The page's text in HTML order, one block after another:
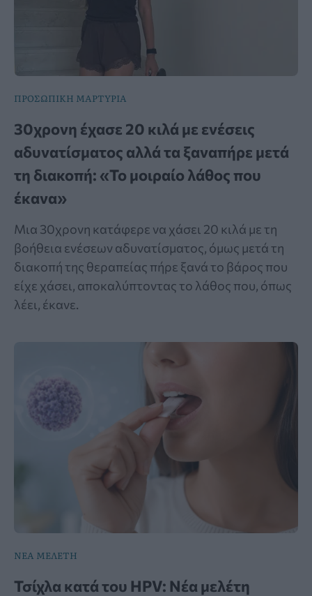
ΠΡΟΣΩΠΙΚΗ ΜΑΡΤΥΡΙΑ
30χρονη έχασε 20 κιλά με ενέσεις
αδυνατίσματος αλλά τα ξαναπήρε μετά
τη διακοπή: «Το μοιραίο λάθος που
έκανα»
Μια 30χρονη κατάφερε να χάσει 20 κιλά με τη
βοήθεια ενέσεων αδυνατίσματος, όμως μετά τη
διακοπή της θεραπείας πήρε ξανά το βάρος που
είχε χάσει, αποκαλύπτοντας το λάθος που, όπως
λέει, έκανε.
ΝΕΑ ΜΕΛΕΤΗ
Τσίχλα κατά του HPV: Νέα μελέτη